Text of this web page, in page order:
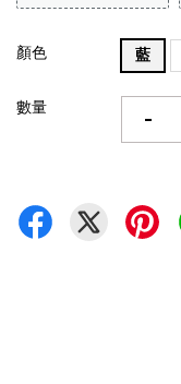
顏色 藍
數量 -